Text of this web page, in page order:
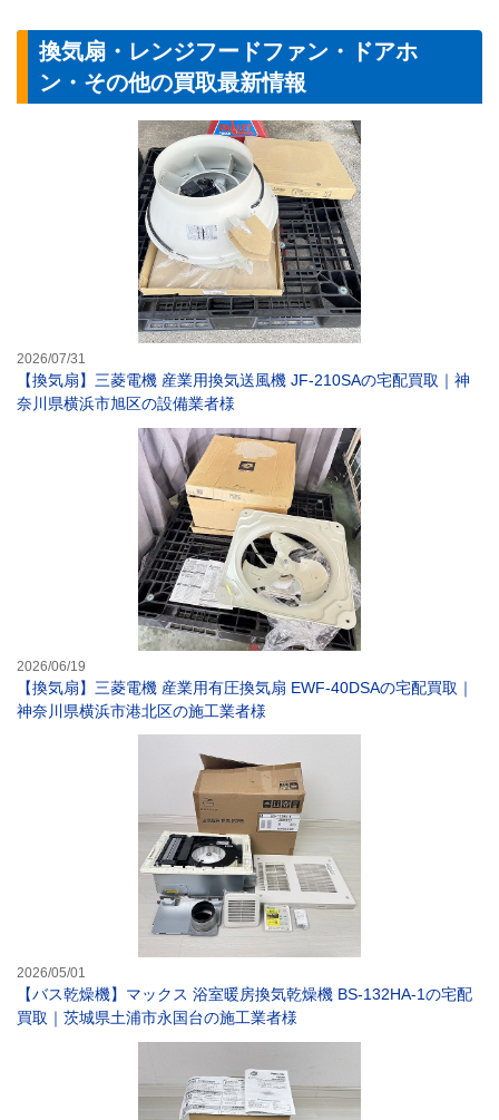
換気扇・レンジフードファン・ドアホ
ン・その他の買取最新情報
2026/07/31
【換気扇】三菱電機 産業用換気送風機 JF-210SAの宅配買取｜神
奈川県横浜市旭区の設備業者様
2026/06/19
【換気扇】三菱電機 産業用有圧換気扇 EWF-40DSAの宅配買取｜
神奈川県横浜市港北区の施工業者様
2026/05/01
【バス乾燥機】マックス 浴室暖房換気乾燥機 BS-132HA-1の宅配
買取｜茨城県土浦市永国台の施工業者様